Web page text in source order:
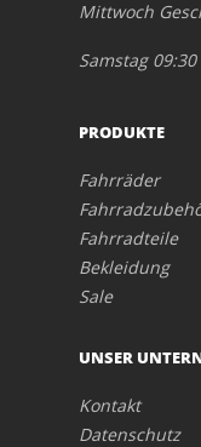
Mittwoch
Samstag
PRODUKTE
Fahrräder
Fahrradteile
Bekleidung
Sale
UNSER
Kontakt
Datenschutz